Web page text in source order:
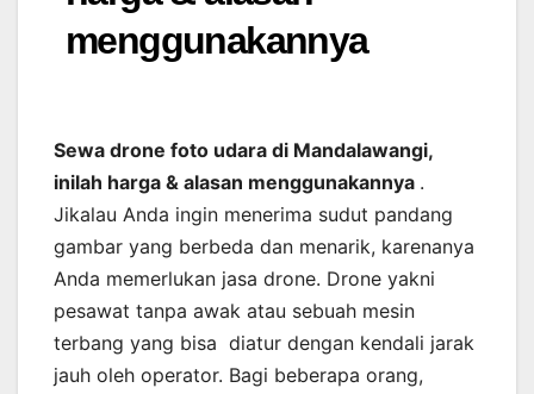
menggunakannya
Sewa drone foto udara di Mandalawangi,
inilah harga & alasan menggunakannya .
Jikalau Anda ingin menerima sudut pandang
gambar yang berbeda dan menarik, karenanya
Anda memerlukan jasa drone. Drone yakni
pesawat tanpa awak atau sebuah mesin
terbang yang bisa diatur dengan kendali jarak
jauh oleh operator. Bagi beberapa orang,